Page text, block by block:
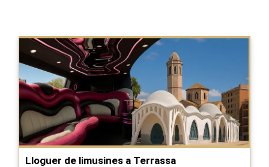
Lloguer de limusines a Terrassa